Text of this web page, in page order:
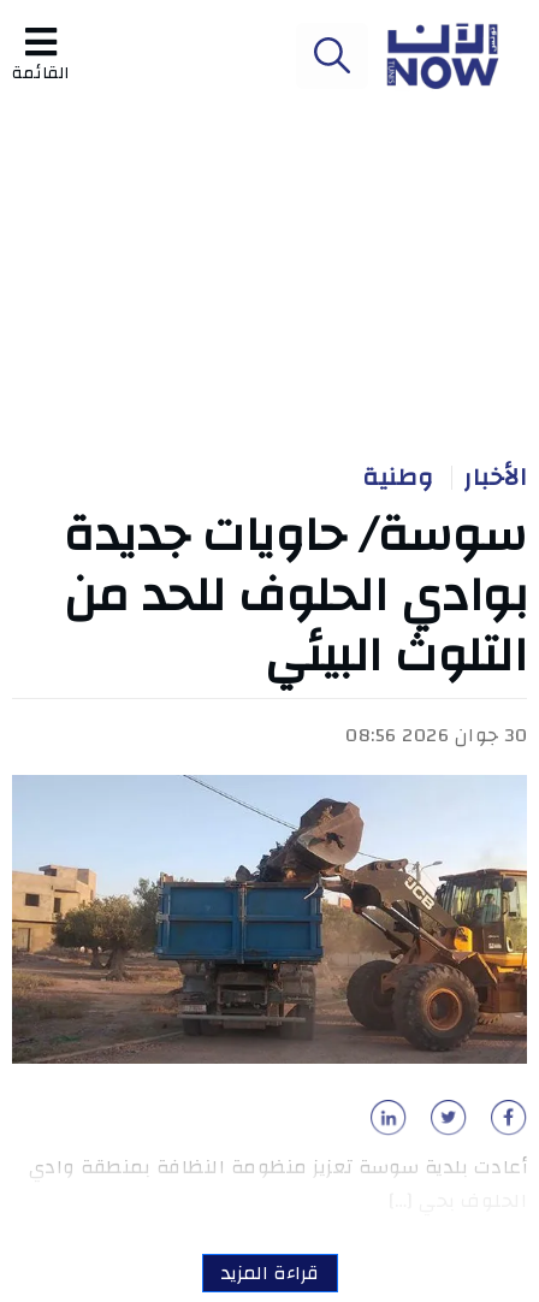
القائمة
الأخبار وطنية
سوسة/ حاويات جديدة
بوادي الحلوف للحد من
التلوث البيئي
30 جوان 2026 08:56
أعادت بلدية سوسة تعزيز منظومة النظافة بمنطقة وادي
قراءة المزيد